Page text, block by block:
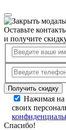
Оставьте
и получите
Нажимая на
своих
Спасибо!